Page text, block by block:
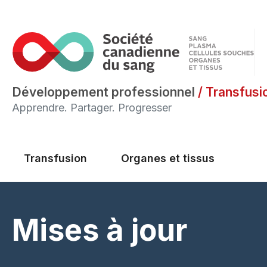
Développement professionnel /
Apprendre. Partager. Progresser
Transfusion Organes et tissus
Mises à jour